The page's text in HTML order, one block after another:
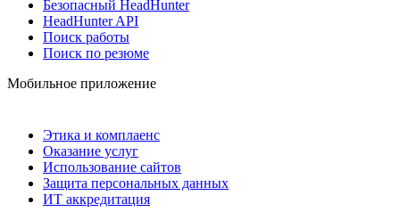
Безопасный HeadHunter
HeadHunter API
Поиск работы
Поиск по резюме
Мобильное приложение
Этика и комплаенс
Оказание услуг
Использование сайтов
Защита персональных данных
ИТ аккредитация